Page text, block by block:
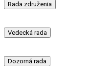
Rada združenia
Vedecká rada
Dozorná rada